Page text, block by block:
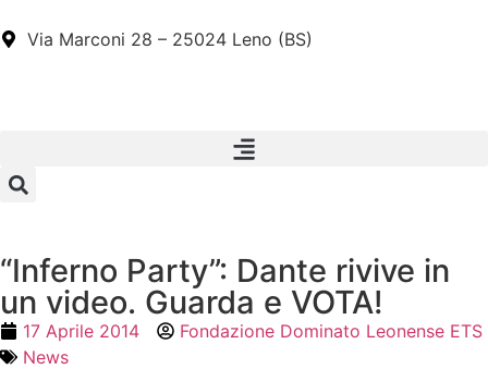
Via Marconi 28 – 25024 Leno (BS)
“Inferno Party”: Dante rivive in
un video. Guarda e VOTA!
17 Aprile 2014
Fondazione Dominato Leonense ETS
News